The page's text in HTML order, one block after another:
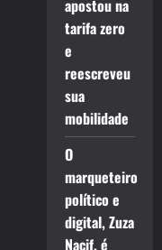
apostou na
tarifa zero
e
reescreveu
sua
mobilidade
O
marqueteiro
político e
digital, Zuza
Nacif, é